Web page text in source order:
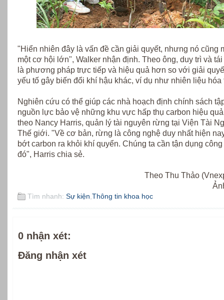
"Hiển nhiên đây là vấn đề cần giải quyết, nhưng nó cũng
một cơ hội lớn", Walker nhận định. Theo ông, duy trì và
là phương pháp trực tiếp và hiệu quả hơn so với giải
yếu tố gây biến đổi khí hậu khác, ví dụ như nhiên liệu hóa
Nghiên cứu có thể giúp các nhà hoạch định chính sách
nguồn lực bảo vệ những khu vực hấp thụ carbon hiệu
theo Nancy Harris, quản lý tài nguyên rừng tại Viện Tài
Thế giới. "Về cơ bản, rừng là công nghệ duy nhất hiện
bớt carbon ra khỏi khí quyển. Chúng ta cần tận dụng
đó", Harris chia sẻ.
Theo Thu Thảo
Tìm nhanh: Sự kiện,Thông tin khoa học
0 nhận xét:
Đăng nhận xét